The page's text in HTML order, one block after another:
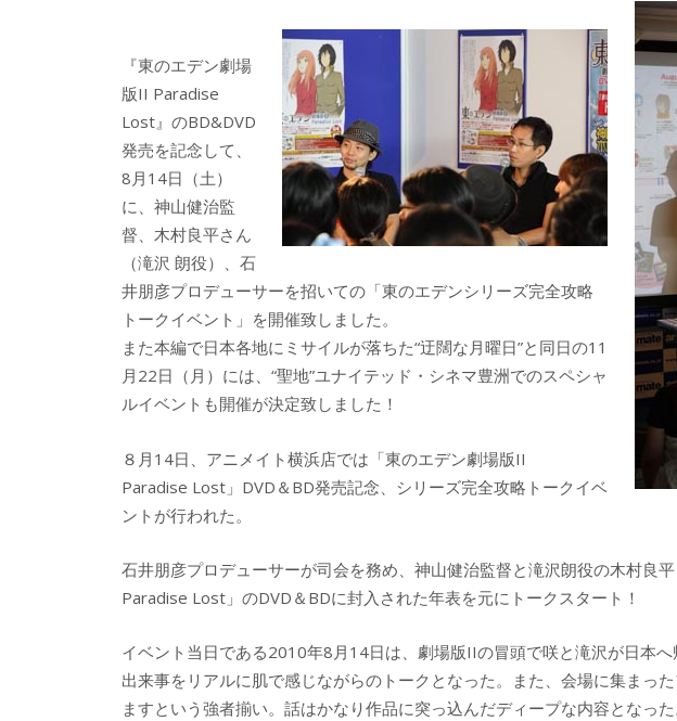
b
o
o
k
er
k
a
o
『東のエデン劇場
版II Paradise
Lost』のBD&DVD
発売を記念して、
8月14日（土）
に、神山健治監
督、木村良平さん
（滝沢 朗役）、石
井朋彦プロデューサーを招いての「東のエデンシリーズ完全攻略
トークイベント」を開催致しました。
また本編で日本各地にミサイルが落ちた“迂闊な月曜日”と同日の11
月22日（月）には、“聖地”ユナイテッド・シネマ豊洲でのスペシャ
ルイベントも開催が決定致しました！
８月14日、アニメイト横浜店では「東のエデン劇場版II
Paradise Lost」DVD＆BD発売記念、シリーズ完全攻略トークイベ
ントが行われた。
石井朋彦プロデューサーが司会を務め、神山健治監督と滝沢朗役の木村良
Paradise Lost」のDVD＆BDに封入された年表を元にトークスタート！
イベント当日である2010年8月14日は、劇場版IIの冒頭で咲と滝沢が日本
出来事をリアルに肌で感じながらのトークとなった。また、会場に集まっ
ますという強者揃い。話はかなり作品に突っ込んだディープな内容となった